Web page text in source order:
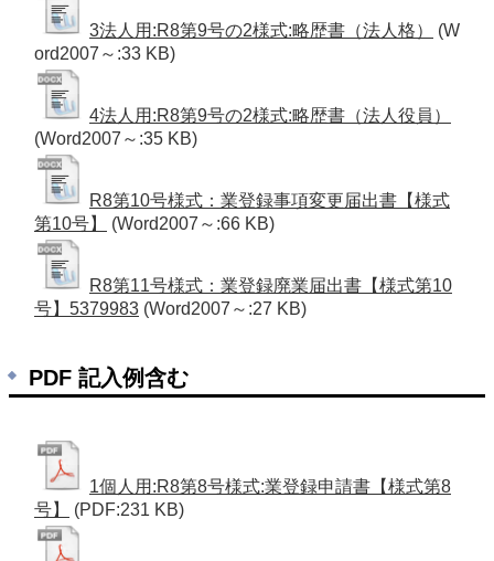
3法人用:R8第9号の2様式:略歴書（法人格）
(W
ord2007～:33 KB)
4法人用:R8第9号の2様式:略歴書（法人役員）
(Word2007～:35 KB)
R8第10号様式：業登録事項変更届出書【様式
第10号】
(Word2007～:66 KB)
R8第11号様式：業登録廃業届出書【様式第10
号】5379983 (Word2007～:27 KB)
PDF 記入例含む
1個人用:R8第8号様式:業登録申請書【様式第8
号】
(PDF:231 KB)